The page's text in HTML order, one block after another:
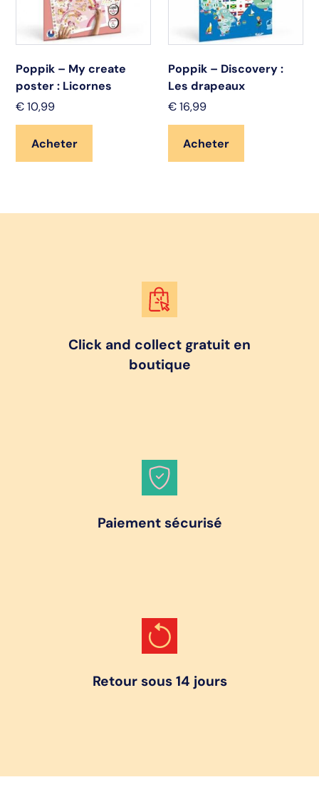
Poppik – My create
poster : Licornes
€ 10,99
Acheter
Poppik – Discovery :
Les drapeaux
€ 16,99
Acheter
Click and collect gratuit en
boutique
Paiement sécurisé
Retour sous 14 jours